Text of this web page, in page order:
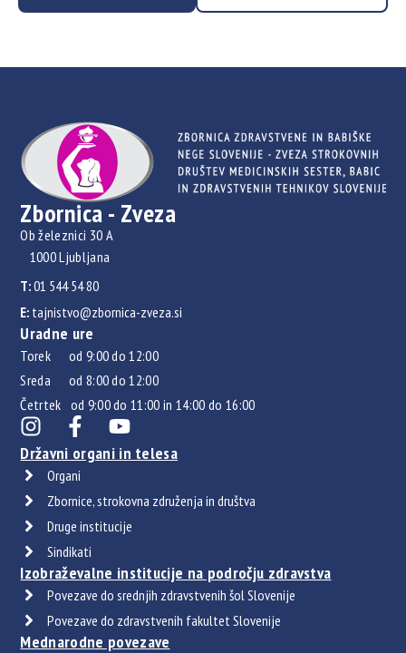
Zbornica - Zveza
Ob železnici 30 A
1000 Ljubljana
T:01 544 54 80
E: tajnistvo@zbornica-zveza.si
Uradne ure
Torek od 9:00 do 12:00
Sreda od 8:00 do 12:00
Četrtek od 9:00 do 11:00 in 14:00 do 16:00
Državni organi in telesa
Organi
Zbornice, strokovna združenja in društva
Druge institucije
Sindikati
Izobraževalne institucije na področju zdravstva
Povezave do srednjih zdravstvenih šol Slovenije
Povezave do zdravstvenih fakultet Slovenije
Mednarodne povezave